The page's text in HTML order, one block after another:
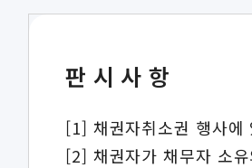
판시사항
[1] 채권자취소권 행사에
[2] 채권자가 채무자 소